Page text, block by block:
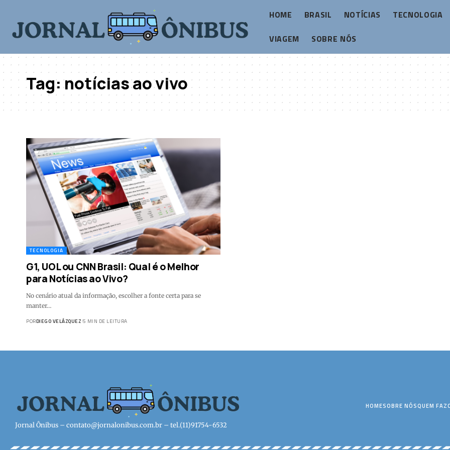
HOME BRASIL NOTÍCIAS
TECNOLOGIA
VIAGEM
SOBRE NÓS
Tag:notícias ao vivo
TECNOLOGIA
G1, UOL ou CNN Brasil: Qual é o Melhor
para Notícias ao Vivo?
No cenário atual da informação, escolher a fonte certa para se
manter…
PORDIEGO VELÁZQUEZ 5 MIN DE LEITURA
Jornal Ônibus – contato@jornalonibus.com.br – tel.(11)91754-6532
HOMESOBRE NÓSQUEM FAZ